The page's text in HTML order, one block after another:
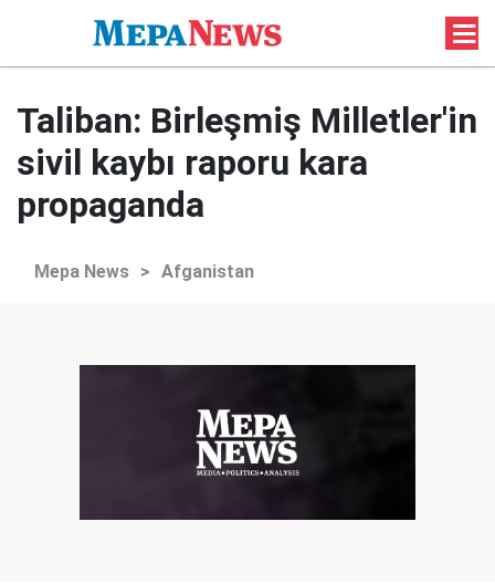
Taliban: Birleşmiş Milletler'in
sivil kaybı raporu kara
propaganda
Mepa News > Afganistan